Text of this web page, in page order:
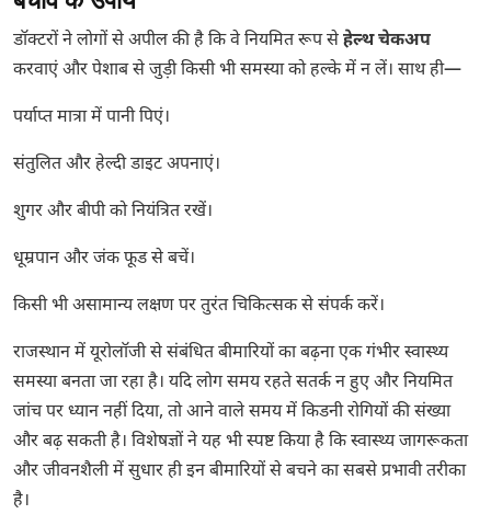
डॉक्टरों ने लोगों से अपील की है कि वे नियमित रूप सेहेल्थ चेकअप
करवाएं और पेशाब से जुड़ी किसी भी समस्या को हल्के में न लें। साथ ही—
पर्याप्त मात्रा में पानी पिएं।
संतुलित और हेल्दी डाइट अपनाएं।
शुगर और बीपी को नियंत्रित रखें।
धूम्रपान और जंक फूड से बचें।
किसी भी असामान्य लक्षण पर तुरंत चिकित्सक से संपर्क करें।
राजस्थान में यूरोलॉजी से संबंधित बीमारियों का बढ़ना एक गंभीर स्वास्थ्य
समस्या बनता जा रहा है। यदि लोग समय रहते सतर्क न हुए और नियमित
जांच पर ध्यान नहीं दिया, तो आने वाले समय में किडनी रोगियों की संख्या
और बढ़ सकती है। विशेषज्ञों ने यह भी स्पष्ट किया है कि स्वास्थ्य जागरूकता
और जीवनशैली में सुधार ही इन बीमारियों से बचने का सबसे प्रभावी तरीका
है।